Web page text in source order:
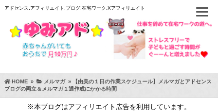
アドセンス,アフィリエイト,ブログ,在宅ワーク,Xアフィリエイト
HOME» メルマガ»
【由美の１日の作業スケジュール】メルマガとアドセンス
ブログの両立＆メルマガ１通作成にかかる時間
※本ブログはアフィリエイト広告を利用しています。